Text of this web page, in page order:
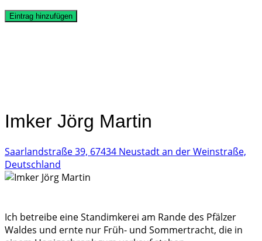
Eintrag hinzufügen
Imker Jörg Martin
Saarlandstraße 39, 67434 Neustadt an der Weinstraße,
Deutschland
Ich betreibe eine Standimkerei am Rande des Pfälzer
Waldes und ernte nur Früh- und Sommertracht, die in